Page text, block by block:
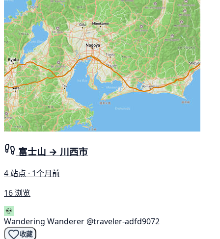
富士山 → 川西市
4 站点 · 1个月前
16 浏览
Wandering Wanderer @traveler-adfd9072
收藏